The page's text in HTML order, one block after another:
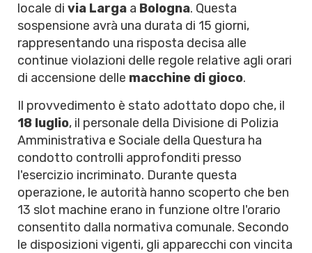
locale di via Larga a Bologna. Questa
sospensione avrà una durata di 15 giorni,
rappresentando una risposta decisa alle
continue violazioni delle regole relative agli orari
di accensione delle macchine di gioco.
Il provvedimento è stato adottato dopo che, il
18 luglio, il personale della Divisione di Polizia
Amministrativa e Sociale della Questura ha
condotto controlli approfonditi presso
l'esercizio incriminato. Durante questa
operazione, le autorità hanno scoperto che ben
13 slot machine erano in funzione oltre l'orario
consentito dalla normativa comunale. Secondo
le disposizioni vigenti, gli apparecchi con vincita